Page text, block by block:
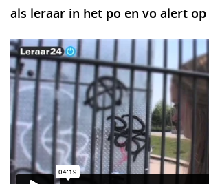
als leraar in het po en vo alert